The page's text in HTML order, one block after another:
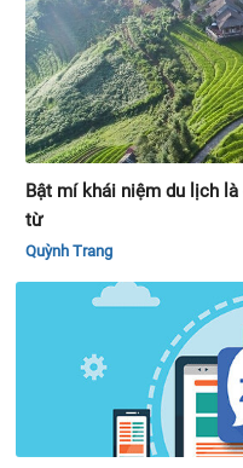
Bật mí khái niệm du lịch
từ
Quỳnh Trang